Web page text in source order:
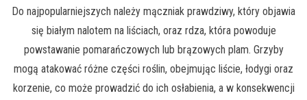
Do najpopularniejszych należy mączniak prawdziwy, który objawia
się białym nalotem na liściach, oraz rdza, która powoduje
powstawanie pomarańczowych lub brązowych plam. Grzyby
mogą atakować różne części roślin, obejmując liście, łodygi oraz
korzenie, co może prowadzić do ich osłabienia, a w konsekwencji